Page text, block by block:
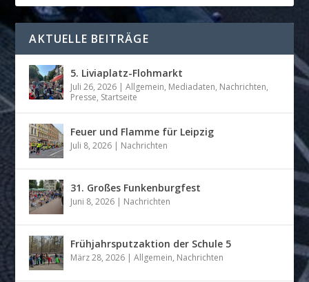
AKTUELLE BEITRÄGE
5. Liviaplatz-Flohmarkt
Juli 26, 2026 |Allgemein, Mediadaten, Nachrichten,
Presse, Startseite
Feuer und Flamme für Leipzig
Juli 8, 2026 | Nachrichten
31. Großes Funkenburgfest
Juni 8, 2026 | Nachrichten
Frühjahrsputzaktion der Schule 5
März 28, 2026 |Allgemein, Nachrichten